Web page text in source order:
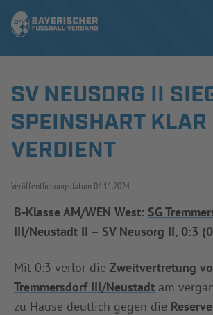
ERGEBNISSE & WETTBEWERBE
SPIELBETRIEB & VERBANDSLEBEN
AUSBILDUNG & FÖRDERUNG
DER VERBAND
SV NEUSORG II
SPEINSHART KLAR
VERDIENT
Veröffentlichungsdatum 04.11.2024
B-Klasse AM/WEN West: SG
III/Neustadt II – SV Neusorg II, 0:3
Mit 0:3 verlor die Zweitvertretung
Tremmersdorf III/Neustadt am
zu Hause deutlich gegen die